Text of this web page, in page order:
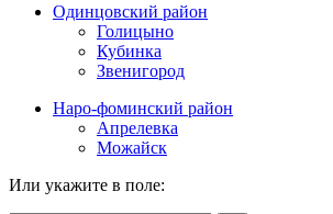
Одинцовский район
Голицыно
Кубинка
Звенигород
Наро-фоминский район
Апрелевка
Можайск
Или укажите в поле: